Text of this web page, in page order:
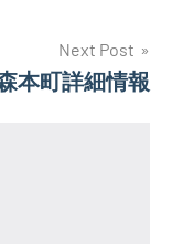
Next Post
本町詳細情報